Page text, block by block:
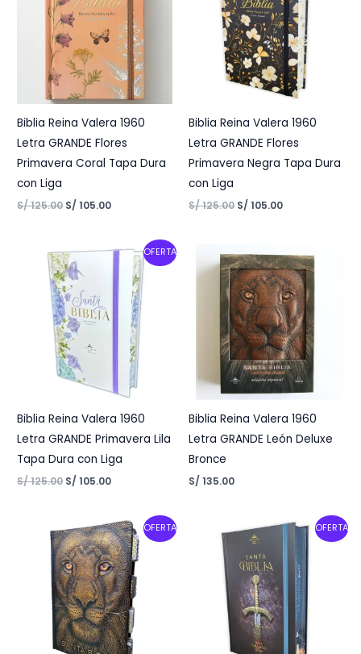
Biblia Reina Valera 1960
Letra GRANDE Flores
Primavera Coral Tapa Dura
con Liga
S/125.00 S/ 105.00
Biblia Reina Valera 1960
Letra GRANDE Flores
Primavera Negra Tapa Dura
con Liga
S/125.00 S/ 105.00
OFERTA
Biblia Reina Valera 1960
Letra GRANDE Primavera Lila
Tapa Dura con Liga
S/125.00
Original
price
was:
S/ 125.00.
S/ 105.00
Current
price
S/ 105.00.
Biblia Reina Valera 1960
Letra GRANDE León Deluxe
Bronce
S/ 135.00
OFERTA
Original
price
was:
S/ 225.00.
Current
price
is:
S/ 203.00.
OFERTA
Original
price
was:
S/ 125.00.
Current
S/ 105.00.